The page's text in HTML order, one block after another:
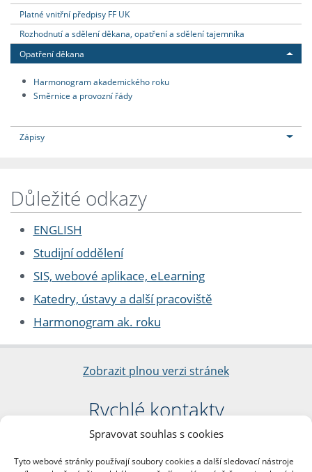
Spravovat souhlas s cookies
Tyto webové stránky používají soubory cookies a další sledovací nástroje
Platné vnitřní předpisy FF UK
Rozhodnutí a sdělení děkana, opatření a sdělení tajemníka
Opatření děkana
Harmonogram akademického roku
Směrnice a provozní řády
Zápisy
Důležité odkazy
ENGLISH
Studijní oddělení
SIS, webové aplikace, eLearning
Katedry, ústavy a další pracoviště
Harmonogram ak. roku
Zobrazit plnou verzi stránek
Rychlé kontakty
Filozofická fakulta
nám. Jana Palacha 1/2